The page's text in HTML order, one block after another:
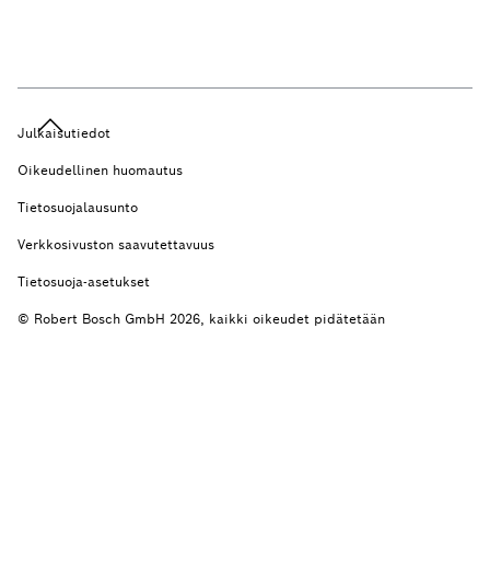
Julkaisutiedot
Oikeudellinen huomautus
Tietosuojalausunto
Verkkosivuston saavutettavuus
Tietosuoja-asetukset
© Robert Bosch GmbH 2026, kaikki oikeudet pidätetään